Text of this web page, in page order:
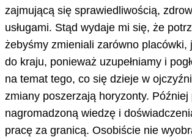
zajmującą się sprawiedliwością,
usługami. Stąd wydaje mi się, że
żebyśmy zmieniali zarówno placówki,
do kraju, ponieważ uzupełniamy i
na temat tego, co się dzieje w
zmiany poszerzają horyzonty. Później
nagromadzoną wiedzę i
pracę za granicą. Osobiście nie